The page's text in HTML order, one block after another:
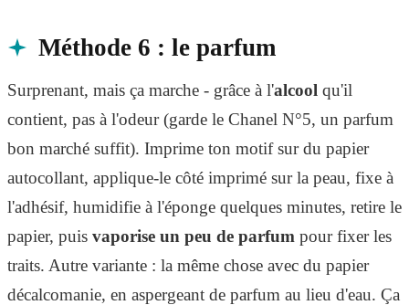
Méthode 6 : le parfum
Surprenant, mais ça marche - grâce à l'alcool qu'il
contient, pas à l'odeur (garde le Chanel N°5, un parfum
bon marché suffit). Imprime ton motif sur du papier
autocollant, applique-le côté imprimé sur la peau, fixe à
l'adhésif, humidifie à l'éponge quelques minutes, retire le
papier, puis vaporise un peu de parfum pour fixer les
traits. Autre variante : la même chose avec du papier
décalcomanie, en aspergeant de parfum au lieu d'eau. Ça